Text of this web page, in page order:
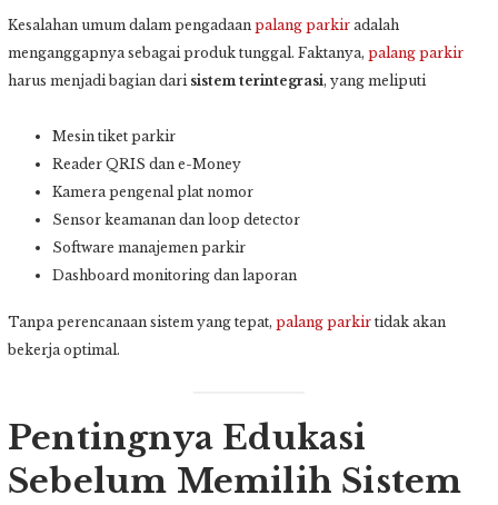
Kesalahan umum dalam pengadaan palang parkir adalah
menganggapnya sebagai produk tunggal. Faktanya, palang parkir
harus menjadi bagian dari sistem terintegrasi, yang meliputi
Mesin tiket parkir
Reader QRIS dan e-Money
Kamera pengenal plat nomor
Sensor keamanan dan loop detector
Software manajemen parkir
Dashboard monitoring dan laporan
Tanpa perencanaan sistem yang tepat, palang parkir tidak akan
bekerja optimal.
Pentingnya Edukasi
Sebelum Memilih Sistem